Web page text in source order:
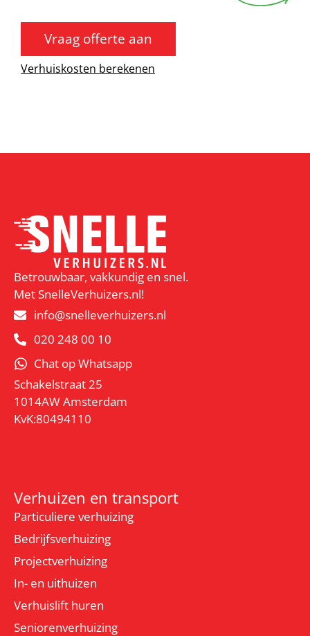
Vraag offerte aan
Verhuiskosten berekenen
Betrouwbaar, vakkundig en snel.
Met SnelleVerhuizers.nl!
info@snelleverhuizers.nl
020 248 00 10
Chat op Whatsapp
Schakelstraat 25
1014AW Amsterdam
KvK:80494110
Verhuizen en transport
Particuliere verhuizing
Bedrijfsverhuizing
Projectverhuizing
In- en uithuizen
Verhuislift huren
Seniorenverhuizing